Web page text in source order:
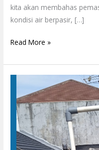
kita akan membahas
kondisi air berpasir, […]
Read More »
Sumur
Burikan
Kudus
Jawa